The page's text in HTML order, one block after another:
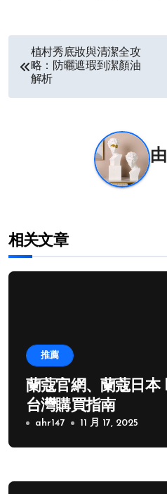
植村秀底妝與清潔全攻
略：防曬遮瑕到潔顏油
解析
由
相关文章
推薦
蘭蔻官網、蘭蔻日本
台灣購買指南
ahr147 11 月 17, 2025